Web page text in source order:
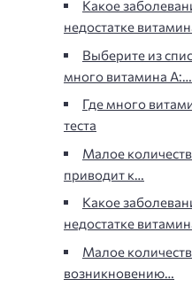
Какое
недостатке
Выберите из
много витамина А:…
Где много
теста
Малое
приводит к…
Какое
недостатке
Малое
возникновению…